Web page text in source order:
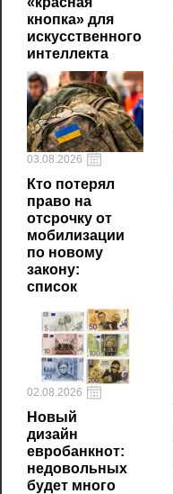
кнопка» для
искусственного
интеллекта
03.08.2026
Кто потерял
право на
отсрочку от
мобилизации
по новому
закону:
список
02.08.2026
Новый
дизайн
евробанкнот:
недовольных
будет много